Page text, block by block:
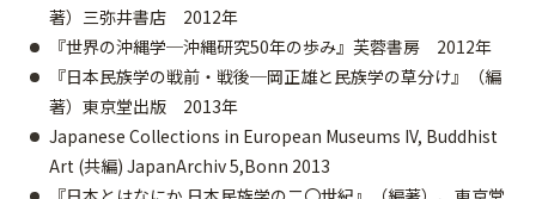
著）三弥井書店 2012年
『世界の沖縄学─沖縄研究50年の歩み』芙蓉書房 2012年
『日本民族学の戦前・戦後─岡正雄と民族学の草分け』（編
著）東京堂出版 2013年
Japanese Collections in European Museums IV, Buddhist
Art (共編) JapanArchiv 5,Bonn 2013